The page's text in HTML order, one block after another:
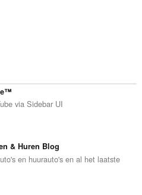
via Sidebar UI
& Huren Blog
en huurauto's en al het laatste